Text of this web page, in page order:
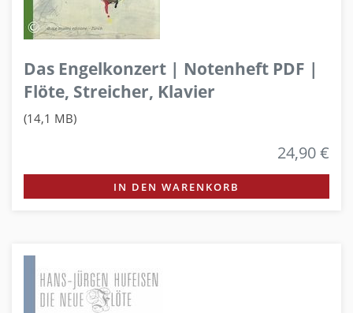
Das Engelkonzert | Notenheft PDF |
Flöte, Streicher, Klavier
(14,1 MB)
24,90 €
IN DEN WARENKORB